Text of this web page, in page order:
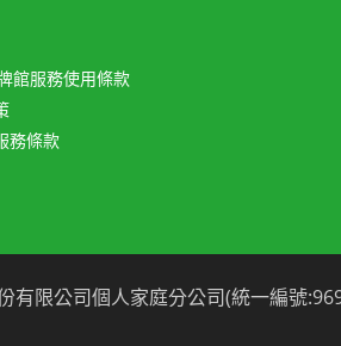
館服務使用條款
務條款
有限公司個人家庭分公司(統一編號